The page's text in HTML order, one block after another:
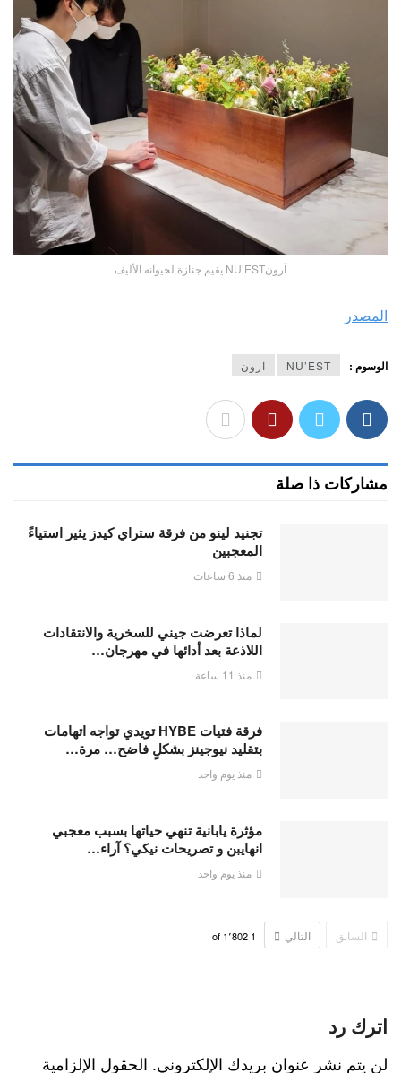
آرونNU’EST يقيم جنازة لحيوانه الأليف
المصدر
الوسوم : NU’EST ارون
مشاركات ذا صلة
تجنيد لينو من فرقة ستراي كيدز يثير استياءً
المعجبين
منذ 6 ساعات
لماذا تعرضت جيني للسخرية والانتقادات
اللاذعة بعد أدائها في مهرجان…
منذ 11 ساعة
فرقة فتيات HYBE تويدي تواجه اتهامات
بتقليد نيوجينز بشكلٍ فاضح… مرة…
منذ يوم واحد
مؤثرة يابانية تنهي حياتها بسبب معجبي
انهايبن و تصريحات نيكي؟ آراء…
منذ يوم واحد
السابق التالي 1 1٬802
اترك رد
لن يتم نشر عنوان بريدك الإلكتروني. الحقول الإلزامية